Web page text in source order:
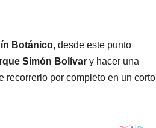
Botánico, desde este punto
Simón Bolívar y hacer una
recorrerlo por completo en un corto